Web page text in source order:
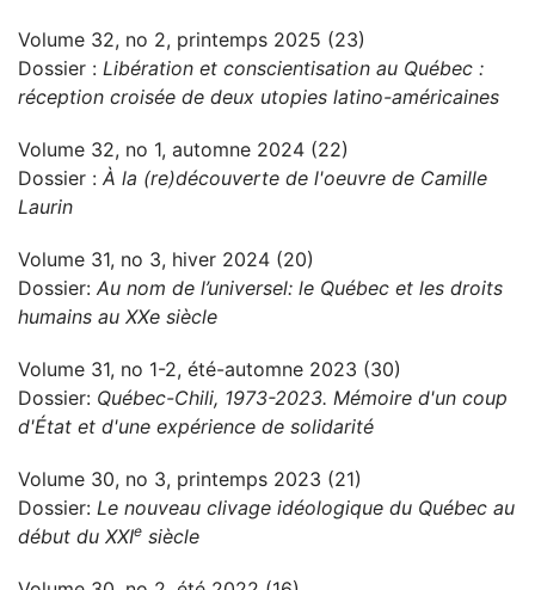
Volume 32, no 2, printemps 2025 (23)
Dossier : Libération et conscientisation au Québec :
réception croisée de deux utopies latino-américaines
Volume 32, no 1, automne 2024 (22)
Dossier : À la (re)découverte de l'oeuvre de Camille
Laurin
Volume 31, no 3, hiver 2024 (20)
Dossier: Au nom de l’universel: le Québec et les droits
humains au XXe siècle
Volume 31, no 1-2, été-automne 2023 (30)
Dossier: Québec-Chili, 1973-2023. Mémoire d'un coup
d'État et d'une expérience de solidarité
Volume 30, no 3, printemps 2023 (21)
Dossier: Le nouveau clivage idéologique du Québec au
début du XXIe siècle